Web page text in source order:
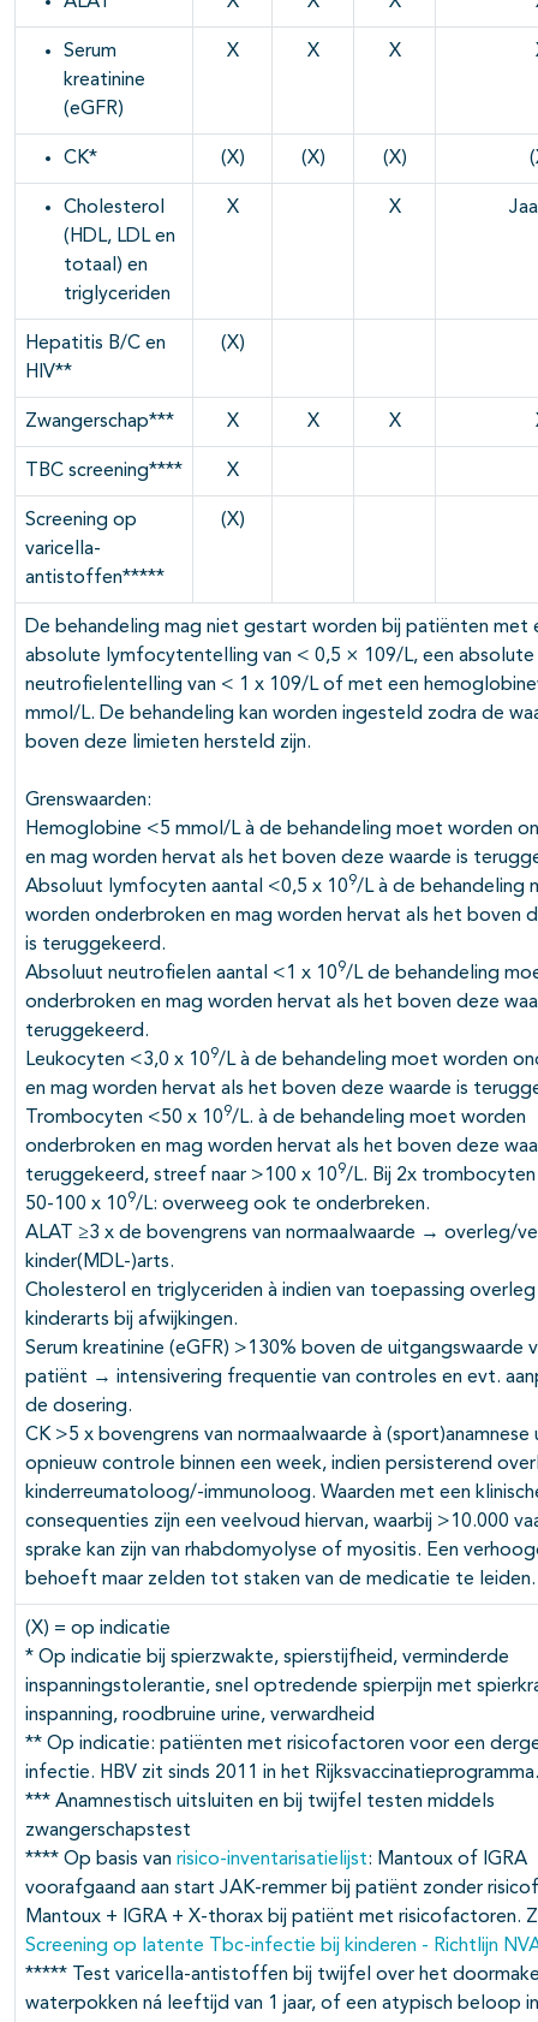
Serum
kreatinine
(eGFR)
X X X
CK* (X) (X) (X)
Cholesterol
(HDL, LDL en
totaal) en
triglyceriden
X X
Hepatitis B/C en
HIV**
(X)
Zwangerschap*** X X X
TBC screening**** X
Screening op
varicella-
antistoffen*****
(X)
De behandeling mag niet gestart worden bij patiënten met
absolute lymfocytentelling van < 0,5 × 109/L, een absolute
neutrofielentelling van < 1 x 109/L of met een
mmol/L. De behandeling kan worden ingesteld zodra de
boven deze limieten hersteld zijn.
Grenswaarden:
Hemoglobine <5 mmol/L à de behandeling moet worden
en mag worden hervat als het boven deze waarde is
Absoluut lymfocyten aantal <0,5 x 109/L à de behandeling
worden onderbroken en mag worden hervat als het boven
is teruggekeerd.
Absoluut neutrofielen aantal <1 x 109/L de behandeling
onderbroken en mag worden hervat als het boven deze
teruggekeerd.
Leukocyten <3,0 x 109/L à de behandeling moet worden
en mag worden hervat als het boven deze waarde is
Trombocyten <50 x 109/L. à de behandeling moet worden
onderbroken en mag worden hervat als het boven deze
teruggekeerd, streef naar >100 x 109/L. Bij 2x
50-100 x 109/L: overweeg ook te onderbreken.
ALAT ≥3 x de bovengrens van normaalwaarde → overleg/
kinder(MDL-)arts.
Cholesterol en triglyceriden à indien van toepassing
kinderarts bij afwijkingen.
Serum kreatinine (eGFR) >130% boven de uitgangswaarde
patiënt → intensivering frequentie van controles en evt.
de dosering.
CK >5 x bovengrens van normaalwaarde à (sport)anamnese
opnieuw controle binnen een week, indien persisterend
kinderreumatoloog/-immunoloog. Waarden met een
consequenties zijn een veelvoud hiervan, waarbij >10.000
sprake kan zijn van rhabdomyolyse of myositis. Een
behoeft maar zelden tot staken van de medicatie te leiden.
(X) = op indicatie
* Op indicatie bij spierzwakte, spierstijfheid, verminderde
inspanningstolerantie, snel optredende spierpijn met
inspanning, roodbruine urine, verwardheid
** Op indicatie: patiënten met risicofactoren voor een
infectie. HBV zit sinds 2011 in het Rijksvaccinatieprogramma.
*** Anamnestisch uitsluiten en bij twijfel testen middels
zwangerschapstest
**** Op basis van risico-inventarisatielijst: Mantoux of IGRA
voorafgaand aan start JAK-remmer bij patiënt zonder
Mantoux + IGRA + X-thorax bij patiënt met risicofactoren.
Screening op latente Tbc-infectie bij kinderen - Richtlijn
***** Test varicella-antistoffen bij twijfel over het
waterpokken ná leeftijd van 1 jaar, of een atypisch beloop